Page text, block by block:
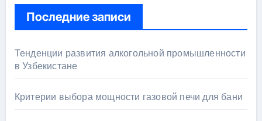
Последние записи
Тенденции развития алкогольной промышленности
в Узбекистане
Критерии выбора мощности газовой печи для бани